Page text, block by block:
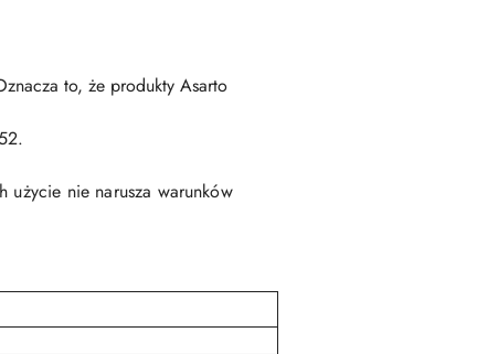
to, że produkty Asarto
nie narusza warunków